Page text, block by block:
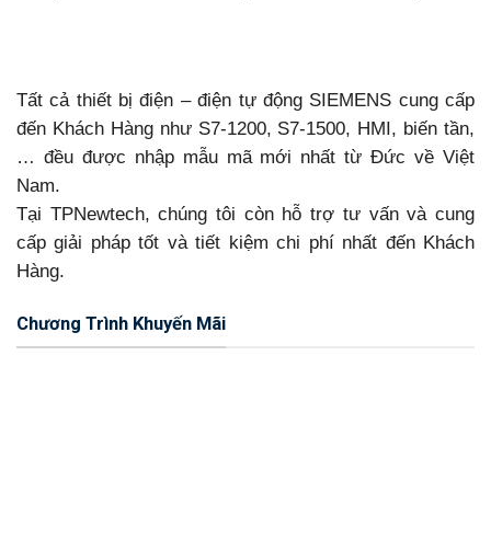
Tất cả thiết bị điện – điện tự động SIEMENS cung cấp
đến Khách Hàng như S7-1200, S7-1500, HMI, biến tần,
… đều được nhập mẫu mã mới nhất từ Đức về Việt
Nam.
Tại TPNewtech, chúng tôi còn hỗ trợ tư vấn và cung
cấp giải pháp tốt và tiết kiệm chi phí nhất đến Khách
Hàng.
Chương Trình Khuyến Mãi